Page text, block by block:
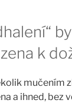
k
mučením
a ihned, bez